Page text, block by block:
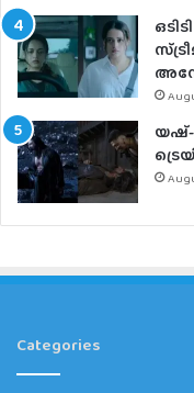
യഷ്-
Categories